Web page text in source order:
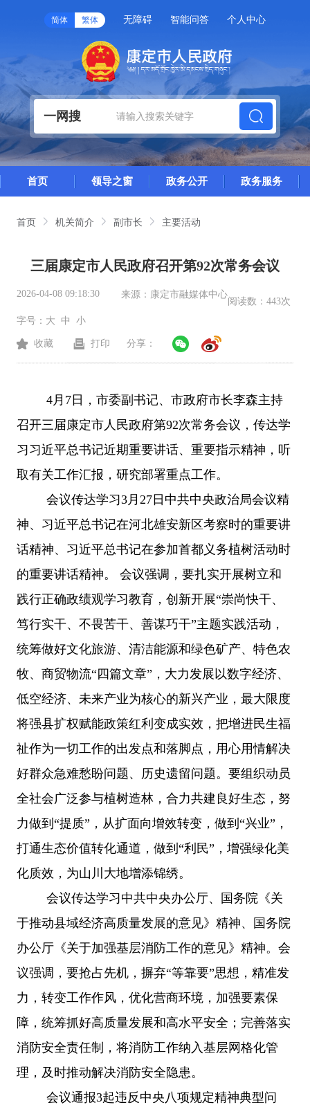
简体 繁体 无障碍 智能问答 个人中心
一网搜
首页 领导之窗 政务公开 政务服务
首页 机关简介 副市长 主要活动
三届康定市人民政府召开第92次常务会议
2026-04-08 09:18:30 来源： 康定市融媒体中心
阅读数： 443次
字号： 大 中 小
收藏 打印 分享：
4月7日，市委副书记、市政府市长李森主持
召开三届康定市人民政府第92次常务会议，传达学
习习近平总书记近期重要讲话、重要指示精神，听
取有关工作汇报，研究部署重点工作。
会议传达学习3月27日中共中央政治局会议精
神、习近平总书记在河北雄安新区考察时的重要讲
话精神、习近平总书记在参加首都义务植树活动时
的重要讲话精神。 会议强调，要扎实开展树立和
践行正确政绩观学习教育，创新开展“崇尚快干、
笃行实干、不畏苦干、善谋巧干”主题实践活动，
统筹做好文化旅游、清洁能源和绿色矿产、特色农
牧、商贸物流“四篇文章”，大力发展以数字经济、
低空经济、未来产业为核心的新兴产业，最大限度
将强县扩权赋能政策红利变成实效，把增进民生福
祉作为一切工作的出发点和落脚点，用心用情解决
好群众急难愁盼问题、历史遗留问题。要组织动员
全社会广泛参与植树造林，合力共建良好生态，努
力做到“提质”，从扩面向增效转变，做到“兴业”，
打通生态价值转化通道，做到“利民”，增强绿化美
化质效，为山川大地增添锦绣。
会议传达学习中共中央办公厅、国务院《关
于推动县域经济高质量发展的意见》精神、国务院
办公厅《关于加强基层消防工作的意见》精神。会
议强调，要抢占先机，摒弃“等靠要”思想，精准发
力，转变工作作风，优化营商环境，加强要素保
障，统筹抓好高质量发展和高水平安全；完善落实
消防安全责任制，将消防工作纳入基层网格化管
理，及时推动解决消防安全隐患。
会议通报3起违反中央八项规定精神典型问